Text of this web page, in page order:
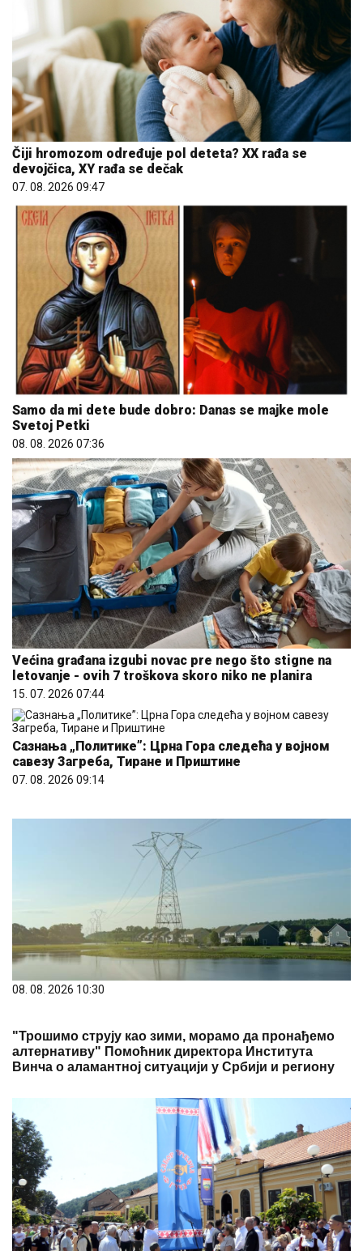
Čiji hromozom određuje pol deteta? XX rađa se
devojčica, XY rađa se dečak
07. 08. 2026 09:47
Samo da mi dete bude dobro: Danas se majke mole
Svetoj Petki
08. 08. 2026 07:36
Većina građana izgubi novac pre nego što stigne na
letovanje - ovih 7 troškova skoro niko ne planira
15. 07. 2026 07:44
Сазнања „Политике”: Црна Гора следећа у војном
савезу Загреба, Тиране и Приштине
07. 08. 2026 09:14
08. 08. 2026 10:30
"Трошимо струју као зими, морамо да пронађемо
алтернативу" Помоћник директора Института
Винча о аламантној ситуацији у Србији и региону